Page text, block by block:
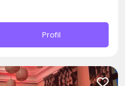
Profil